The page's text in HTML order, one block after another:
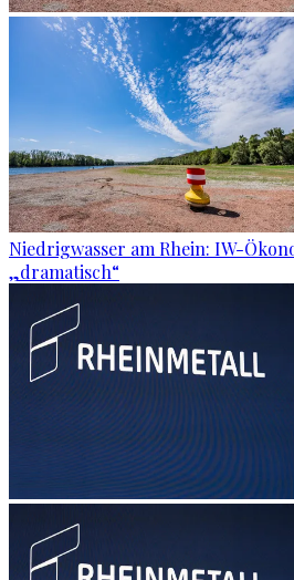
Niedrigwasser am Rhein: IW-
„dramatisch“